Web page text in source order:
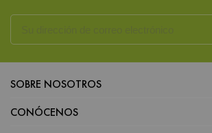
SOBRE NOSOTROS
CONÓCENOS